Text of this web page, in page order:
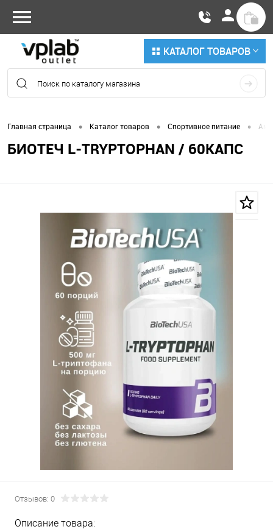
КАТАЛОГ ТОВАРОВ
Главная страница • Каталог товаров • Спортивное питание •
БИОТЕЧ L-TRYPTOPHAN / 60КАПС
Отзывов: 0
Описание товара: